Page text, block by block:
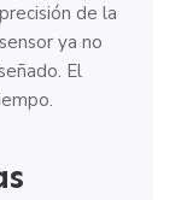
de la
ya no
El